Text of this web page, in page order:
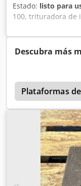
Estado: listo para
100, trituradora de
accionamiento:
Aofx Albek
Descubra más
Plataformas